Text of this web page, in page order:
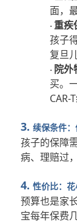
面，
· 重疾
孩子
复旦
· 院
买。
CAR-
3. 续保条件
孩子的保障
病、理赔过
4. 性价比：
预算也是家
宝每年保费